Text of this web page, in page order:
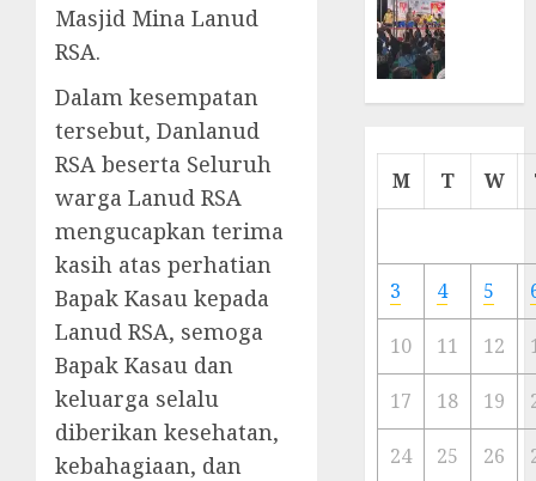
Masjid Mina Lanud
RSA.
Dalam kesempatan
tersebut, Danlanud
RSA beserta Seluruh
warga Lanud RSA
mengucapkan terima
kasih atas perhatian
Bapak Kasau kepada
Lanud RSA, semoga
Bapak Kasau dan
keluarga selalu
diberikan kesehatan,
kebahagiaan, dan
Cermin
Ibu
Kota
23/11/
M T W
3 4 5
10 11 12
17 18 19
24 25 26